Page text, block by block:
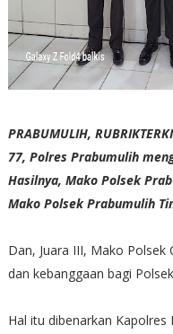
PRABUMULIH,
77, Polres Prabumulih
Hasilnya, Mako Polsek
Mako Polsek Prabumulih
Dan, Juara III, Mako Polsek
dan kebanggaan bagi
Hal itu dibenarkan Kapolres